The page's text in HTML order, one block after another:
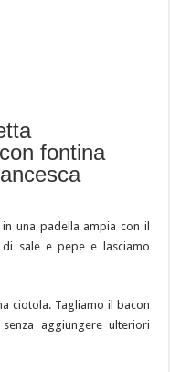
fontina
una padella ampia con il
di sale e pepe e lasciamo
ciotola. Tagliamo il bacon
aggiungere ulteriori